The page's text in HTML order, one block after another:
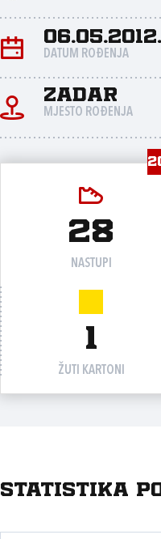
06.05.2012.
DATUM ROĐENJA
Zadar
MJESTO ROĐENJA
28
NASTUPI
1
ŽUTI KARTONI
Statistika po